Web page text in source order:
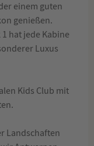
einem guten
genießen.
hat jede Kabine
Luxus
Kids Club mit
Landschaften